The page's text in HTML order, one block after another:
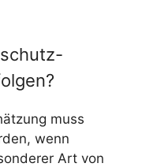
muss
wenn
Art von